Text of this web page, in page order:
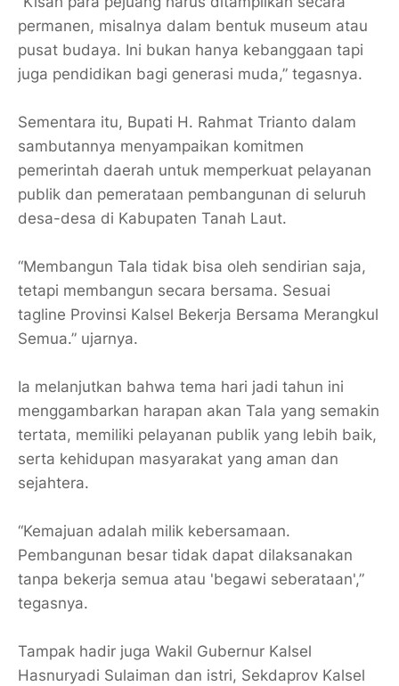
permanen, misalnya dalam bentuk museum atau
pusat budaya. Ini bukan hanya kebanggaan tapi
juga pendidikan bagi generasi muda,” tegasnya.
Sementara itu, Bupati H. Rahmat Trianto dalam
sambutannya menyampaikan komitmen
pemerintah daerah untuk memperkuat pelayanan
publik dan pemerataan pembangunan di seluruh
desa-desa di Kabupaten Tanah Laut.
“Membangun Tala tidak bisa oleh sendirian saja,
tetapi membangun secara bersama. Sesuai
tagline Provinsi Kalsel Bekerja Bersama Merangkul
Semua.” ujarnya.
Ia melanjutkan bahwa tema hari jadi tahun ini
menggambarkan harapan akan Tala yang semakin
tertata, memiliki pelayanan publik yang lebih baik,
serta kehidupan masyarakat yang aman dan
sejahtera.
“Kemajuan adalah milik kebersamaan.
Pembangunan besar tidak dapat dilaksanakan
tanpa bekerja semua atau 'begawi seberataan',”
tegasnya.
Tampak hadir juga Wakil Gubernur Kalsel
Hasnuryadi Sulaiman dan istri, Sekdaprov Kalsel